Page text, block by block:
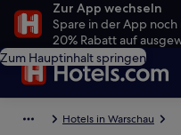
Zur App wechseln
Spare in der App
20% Rabatt auf
Zum Hauptinhalt springen
Hotels in Warschau